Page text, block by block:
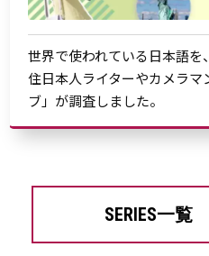
世界で使われている日本語
住日本人ライターやカメラ
ブ」が調査しました。
SERIES一覧